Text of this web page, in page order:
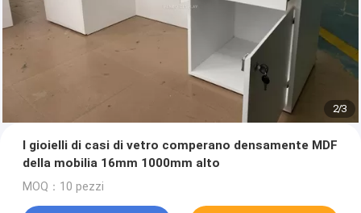
2/3
I gioielli di casi di vetro comperano densamente MDF
della mobilia 16mm 1000mm alto
MOQ：10 pezzi